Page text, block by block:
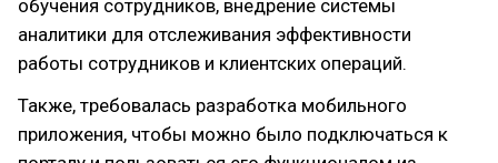
обучения сотрудников, внедрение системы
аналитики для отслеживания эффективности
работы сотрудников и клиентских операций.
Также, требовалась разработка мобильного
приложения, чтобы можно было подключаться к